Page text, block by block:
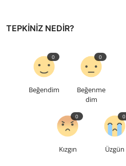
TEPKINIZ NEDIR?
Beğendim
0
Beğenme
dim
0
Kızgın
0
Üzgün
0